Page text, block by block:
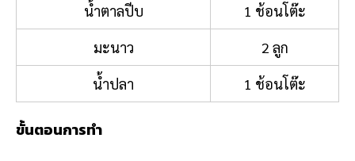
น้ำตาลปีบ
1 ช้อนโต๊ะ
มะนาว
2 ลูก
น้ำปลา
1 ช้อนโต๊ะ
ขั้นตอนการทำ